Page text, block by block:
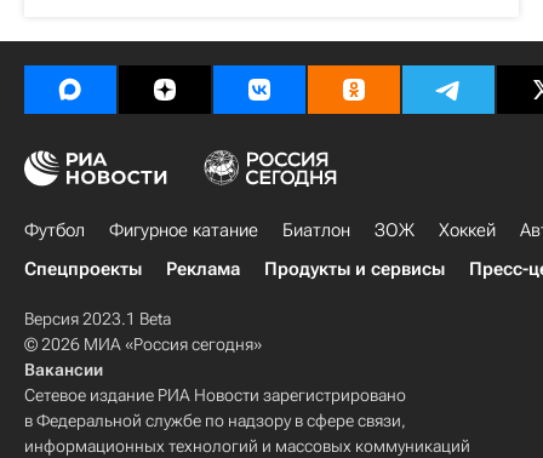
Футбол Фигурное катание Биатлон ЗОЖ Хоккей
Спецпроекты
Реклама Продукты и сервисы Пресс-
Версия 2023.1 Beta
© 2026 МИА «Россия сегодня»
Вакансии
Сетевое издание РИА Новости зарегистрировано
в Федеральной службе по надзору в сфере связи,
информационных технологий и массовых коммуникаций